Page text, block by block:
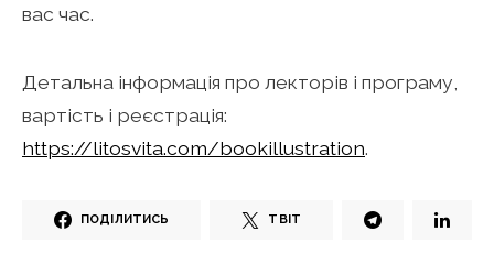
вас час.
Детальна інформація про лекторів і програму,
вартість і реєстрація:
https://litosvita.com/bookillustration.
ПОДІЛИТИСЬ ТВІТ